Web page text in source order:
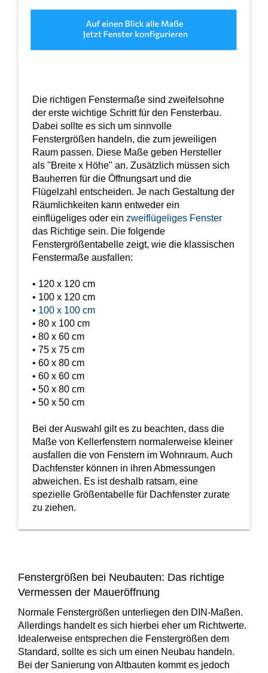
Englische Schiebefenster
Loftfenster
Nach aussen öffnende
Niederländische Fenster
Renovationsfenster
Schiebefenster
Stahlfenster
Verglasung
Hebeschiebetüren Holz
FALTSCHIEBETÜREN NACH MATERIAL
Faltschiebetüren Aluminium
Faltschiebetüren Holz
PSK konfigurieren
Hebeschiebetür konfigurieren
Faltschiebetüre konfigurieren
Nebeneinganstüren
WEITERE OPTIONEN
Rollläden Übersicht
Raffstoren Übersicht
Fensterläden
Textilscreens
Insektenschutz Plissee
Fensterkopplungen
Montagematerial
Rollladenzubehör
WEITERE ZUBEHÖRTEILE
Tür- und Fensterbeschläge
Fensterdichtungen
Folienfächer / Farbmuster
Griffe
Insektenschutz
Anleitungen
Energiesparfenster
Sicherheitsfenster
Schallschutzfenster
Dreiecksfenster
Innenfenster
Rahmenlose Eckverglasung
Sprossenfenster
Brandschutzfenster
Fensterfarben
Fensterbeschläge
Die richtigen Fenstermaße sind zweifelsohne
der erste wichtige Schritt für den Fensterbau.
Dabei sollte es sich um sinnvolle
Fenstergrößen handeln, die zum jeweiligen
Raum passen. Diese Maße geben Hersteller
als "Breite x Höhe" an. Zusätzlich müssen sich
Bauherren für die Öffnungsart und die
Flügelzahl entscheiden. Je nach Gestaltung der
Räumlichkeiten kann entweder ein
einflügeliges oder ein zweiflügeliges Fenster
das Richtige sein. Die folgende
Fenstergrößentabelle zeigt, wie die klassischen
Fenstermaße ausfallen:
• 120 x 120 cm
• 100 x 120 cm
• 100 x 100 cm
• 80 x 100 cm
• 80 x 60 cm
• 75 x 75 cm
• 60 x 80 cm
• 60 x 60 cm
• 50 x 80 cm
• 50 x 50 cm
Bei der Auswahl gilt es zu beachten, dass die
Maße von Kellerfenstern normalerweise kleiner
ausfallen die von Fenstern im Wohnraum. Auch
Dachfenster können in ihren Abmessungen
abweichen. Es ist deshalb ratsam, eine
spezielle Größentabelle für Dachfenster zurate
zu ziehen.
Fenstergrößen bei Neubauten: Das richtige
Vermessen der Maueröffnung
Normale Fenstergrößen unterliegen den DIN-Maßen.
Allerdings handelt es sich hierbei eher um Richtwerte.
Idealerweise entsprechen die Fenstergrößen dem
Standard, sollte es sich um einen Neubau handeln.
Bei der Sanierung von Altbauten kommt es jedoch